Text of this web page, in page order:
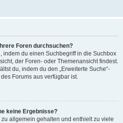
Foren durchsuchen?
indem du einen Suchbegriff in die Suchbox
der Foren- oder Themenansicht findest.
du, indem du den „Erweiterte Suche“-
Forums aus verfügbar ist.
keine Ergebnisse?
allgemein gehalten und enthielt zu viele